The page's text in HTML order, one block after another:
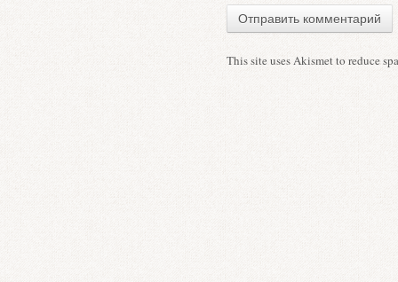
This site uses Akismet to reduce